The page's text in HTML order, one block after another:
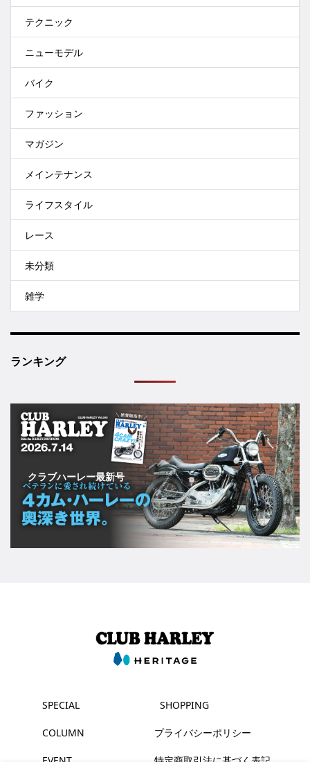
テクニック
ニューモデル
バイク
ファッション
マガジン
メインテナンス
ライフスタイル
レース
未分類
雑学
ランキング
クラブハーレー最新号
SPECIAL
COLUMN
SHOPPING
プライバシーポリシー